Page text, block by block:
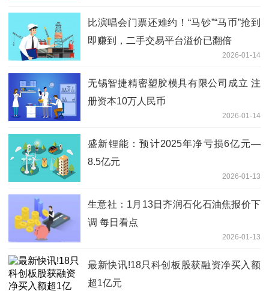
比演唱会门票还难约！“马钞”“马币”抢到
即赚到，二手交易平台溢价已翻倍
2026-01-14
无锡智捷精密塑胶模具有限公司成立 注
册资本10万人民币
2026-01-14
盛新锂能：预计2025年净亏损6亿元—
8.5亿元
2026-01-13
生意社：1月13日齐润石化石油焦报价下
调 每日看点
2026-01-13
最新快讯!18只科创板股获融资净买入额
超1亿元